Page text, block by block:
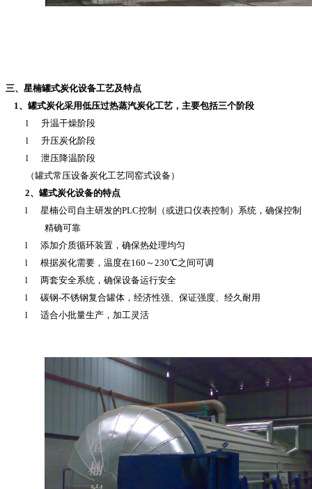
三、星楠罐式炭化设备工艺及特点
1、罐式炭化采用低压过热蒸汽炭化工艺，主要包括三个阶段
l
升温干燥阶段
l
升压炭化阶段
l
泄压降温阶段
（罐式常压设备炭化工艺同窑式设备）
2、罐式炭化设备的特点
l
星楠公司自主研发的PLC控制（或进口仪表控制）系统 ， 确保控制
精确可靠
l
添加介质循环装置 ， 确保热处理均匀
l
根据炭化需要，温度在160 ～230℃之间可调
l
两套安全系统，确保设备运行安全
l
碳钢-不锈钢复合罐体，经济性强、保证强度、经久耐用
l
适合小批量生产，加工灵活